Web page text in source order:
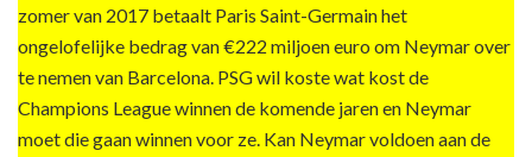
zomer van 2017 betaalt Paris Saint-Germain het
ongelofelijke bedrag van €222 miljoen euro om Neymar over
te nemen van Barcelona. PSG wil koste wat kost de
Champions League winnen de komende jaren en Neymar
moet die gaan winnen voor ze. Kan Neymar voldoen aan de